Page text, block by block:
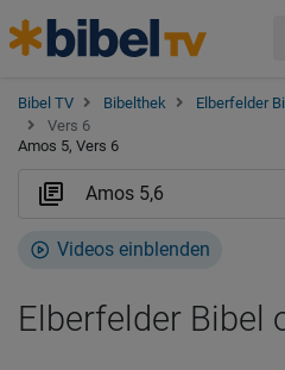
Bibel TV Bibelthek Elberfelder
Vers 6
Amos 5, Vers 6
Videos einblenden
Elberfelder Bibel